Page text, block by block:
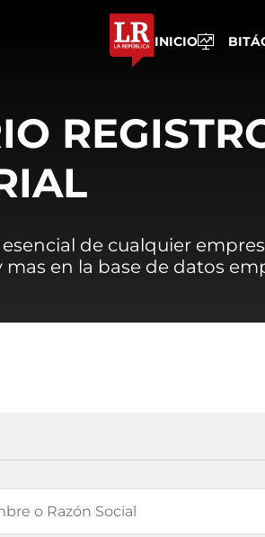
INICIO
de cualquier
mas en la base de datos